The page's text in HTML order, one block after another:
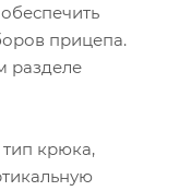
прицепа.
разделе
крюка,